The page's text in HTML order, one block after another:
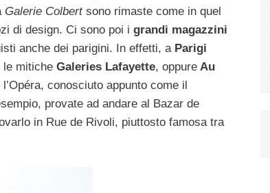
Galerie Colbertsono rimaste come in quel
di design. Ci sono poi i grandi magazzini
anche dei parigini. In effetti, a Parigi
le mitiche Galeries Lafayette, oppure Au
conosciuto appunto come il
provate ad andare al Bazar de
in Rue de Rivoli, piuttosto famosa tra